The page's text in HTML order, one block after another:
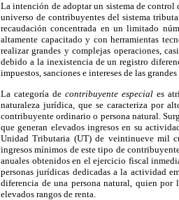
La intención de adoptar un sistema de
universo de contribuyentes del sistema
recaudación concentrada en un limitado
altamente capacitado y con herramientas
realizar grandes y complejas operaciones,
debido a la inexistencia de un registro
impuestos, sanciones e intereses de las
La categoría decontribuyente especiales
naturaleza jurídica, que se caracteriza por
contribuyente ordinario o persona natural.
que generan elevados ingresos en su
Unidad Tributaria (UT) de veintinueve mil
ingresos mínimos de este tipo de
anuales obtenidos en el ejercicio fiscal
personas jurídicas dedicadas a la actividad
diferencia de una persona natural, quien por
elevados rangos de renta.